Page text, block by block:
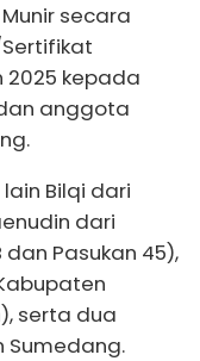
secara
2025 kepada
anggota
Bilqi dari
dari
Pasukan 45),
serta dua
Sumedang.